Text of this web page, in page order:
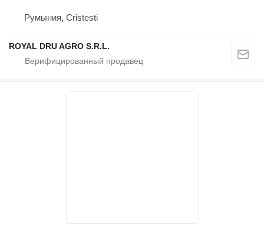
Румыния, Cristesti
ROYAL DRU AGRO S.R.L.